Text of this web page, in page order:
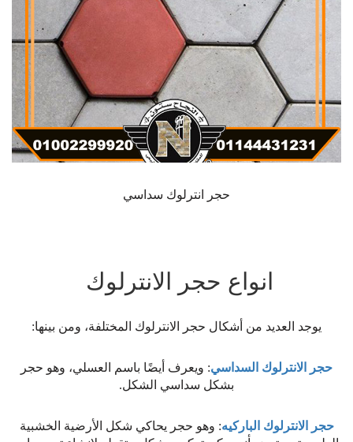
حجر انترلوك سداسي
انواع حجر الانترلوك
يوجد العديد من أشكال حجر الانترلوك المختلفة، ومن بينها:
حجر الانترلوك السداسي: ويعرف أيضًا باسم العسلي، وهو حجر
بشكل سداسي الشكل.
حجر الانترلوك الباركيه: وهو حجر يحاكي شكل الأرضية الخشبية